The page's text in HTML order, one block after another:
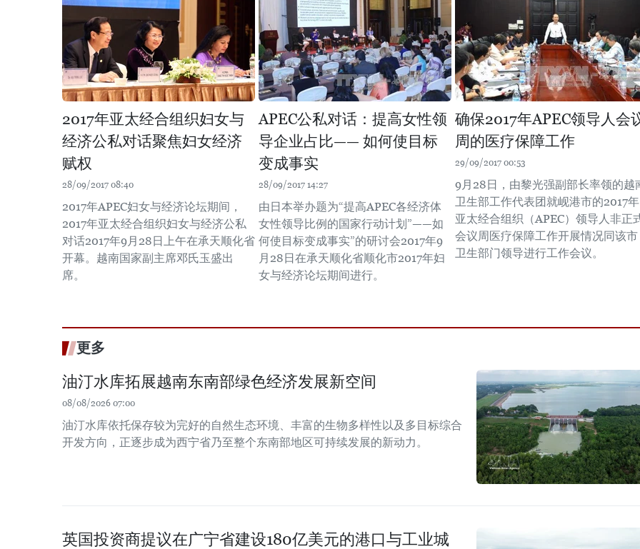
2017年亚太经合组织妇女与
经济公私对话聚焦妇女经济
赋权
28/09/2017 08:40
2017年APEC妇女与经济论坛期间，
2017年亚太经合组织妇女与经济公私
对话2017年9月28日上午在承天顺化省
开幕。越南国家副主席邓氏玉盛出
席。
APEC公私对话：提高女性领
导企业占比—— 如何使目标
变成事实
28/09/2017 14:27
由日本举办题为“提高APEC各经济体
女性领导比例的国家行动计划”——如
何使目标变成事实”的研讨会2017年9
月28日在承天顺化省顺化市2017年妇
女与经济论坛期间进行。
确保2017年APEC领导人会
周的医疗保障工作
29/09/2017 00:53
9月28日，由黎光强副部长率领的越
卫生部工作代表团就岘港市的2017年
亚太经合组织（APEC）领导人非正
会议周医疗保障工作开展情况同该市
卫生部门领导进行工作会议。
更多
油汀水库拓展越南东南部绿色经济发展新空间
08/08/2026 07:00
油汀水库依托保存较为完好的自然生态环境、丰富的生物多样性以及多目标综合
开发方向，正逐步成为西宁省乃至整个东南部地区可持续发展的新动力。
英国投资商提议在广宁省建设180亿美元的港口与工业城